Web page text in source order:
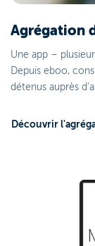
Agrégation
Une app –
Depuis eboo,
détenus auprès
Découvrir